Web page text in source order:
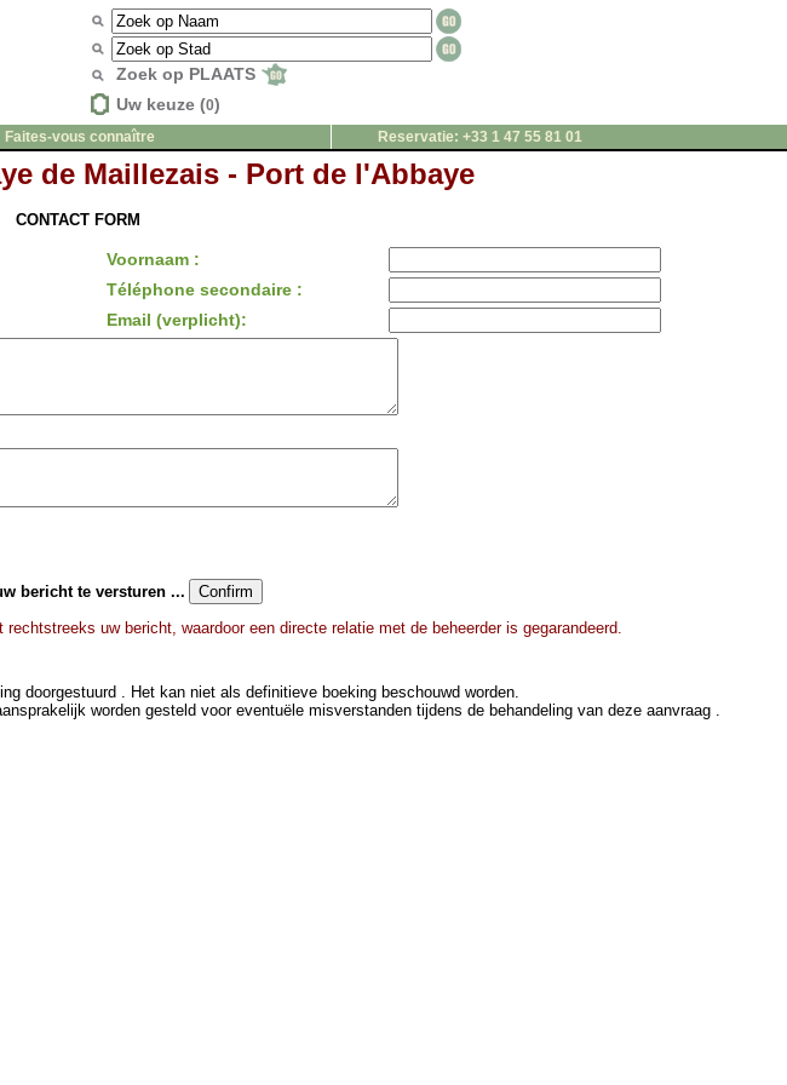
Zoek op PLAATS
Uw keuze (0)
Faites-vous connaître
Reservatie: +33 1 47 55 81 01
de Maillezais - Port de l'Abbaye
CONTACT FORM
Voornaam :
Téléphone secondaire :
Email (verplicht):
bericht te versturen ...
uw bericht, waardoor een directe relatie met de beheerder is gegarandeerd.
doorgestuurd . Het kan niet als definitieve boeking beschouwd worden.
worden gesteld voor eventuële misverstanden tijdens de behandeling van deze aanvraag .